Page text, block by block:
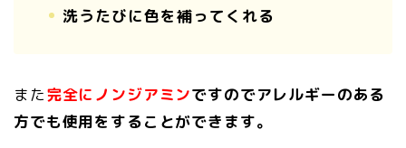
洗うたびに色を補ってくれる
また完全にノンジアミンですのでアレルギーのある
方でも使用をすることができます。